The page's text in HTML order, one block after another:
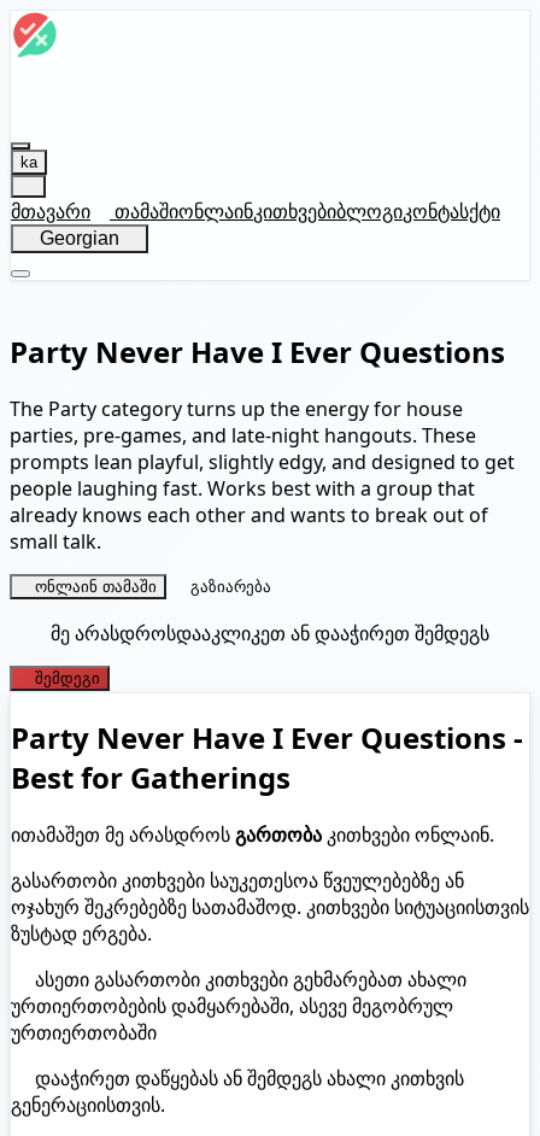
ka
მთავარი თამაშიონლაინკითხვებიბლოგიკონტასქტი
Georgian
Party Never Have I Ever Questions
The Party category turns up the energy for house
parties, pre-games, and late-night hangouts. These
prompts lean playful, slightly edgy, and designed to get
people laughing fast. Works best with a group that
already knows each other and wants to break out of
small talk.
ონლაინ თამაში გაზიარება
მე არასდროსდააკლიკეთ ან დააჭირეთ შემდეგს
შემდეგი
Party Never Have I Ever Questions -
Best for Gatherings
ითამაშეთ მე არასდროსგართობა კითხვები ონლაინ.
გასართობი კითხვები საუკეთესოა წვეულებებზე ან
ოჯახურ შეკრებებზე სათამაშოდ. კითხვები სიტუაციისთვის
ზუსტად ერგება.
ასეთი გასართობი კითხვები გეხმარებათ ახალი
ურთიერთობების დამყარებაში, ასევე მეგობრულ
ურთიერთობაში
დააჭირეთ დაწყებას ან შემდეგს ახალი კითხვის
გენერაციისთვის.